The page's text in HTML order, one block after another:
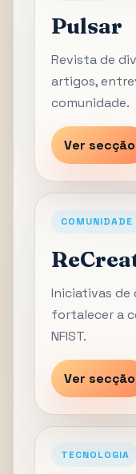
Pulsar
Revista de
artigos,
comunidade.
Ver secção
COMUNIDADE
Iniciativas
fortalecer a
NFIST.
Ver secção
TECNOLOGIA